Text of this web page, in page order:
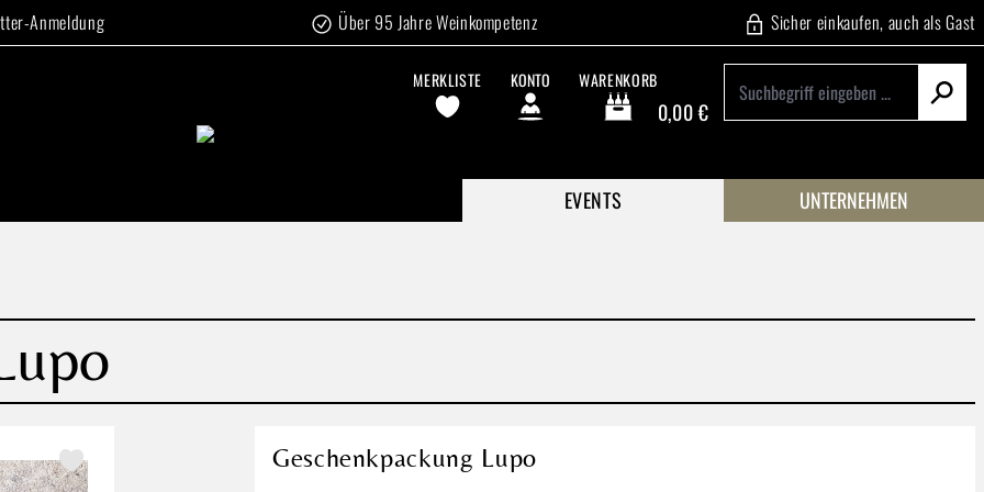
Anmeldung Über 95 Jahre Weinkompetenz Sicher einkaufen, auch als Gast
MERKLISTE KONTO WARENKORB
0,00 €
Warenkorb enthält 0 Positionen. Der Gesamtwert
EVENTS UNTERNEHMEN
Geschenkpackung Lupo